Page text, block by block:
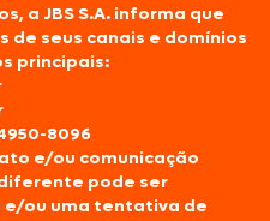
a JBS S.A. informa que
de seus canais e domínios
principais:
4950-8096
e/ou comunicação
pode ser
e/ou uma tentativa de